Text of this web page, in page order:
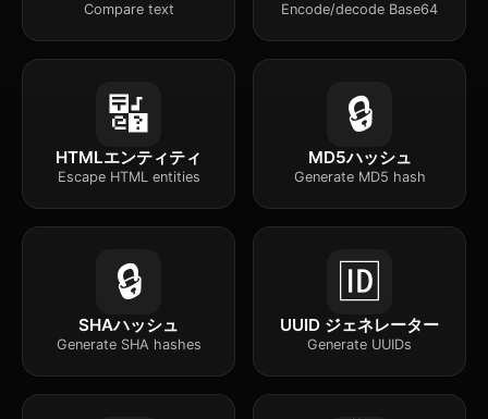
Compare text Encode/decode Base64
🔣
HTMLエンティティ
Escape HTML entities
🔒
MD5ハッシュ
Generate MD5 hash
🔒
SHAハッシュ
Generate SHA hashes
🆔
UUID ジェネレーター
Generate UUIDs